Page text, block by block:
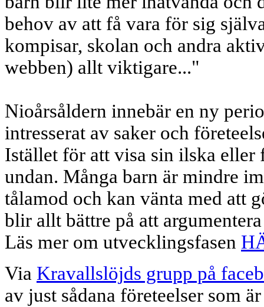
behov av att få vara för sig
kompisar, skolan och andra
webben) allt viktigare..."
Nioårsåldern innebär en ny
intresserat av saker och
Istället för att visa sin ilska eller
undan. Många barn är mindre
tålamod och kan vänta med att
blir allt bättre på att
Läs mer om utvecklingsfasen
Via Kravallslöjds grupp på
av just sådana företeelser som